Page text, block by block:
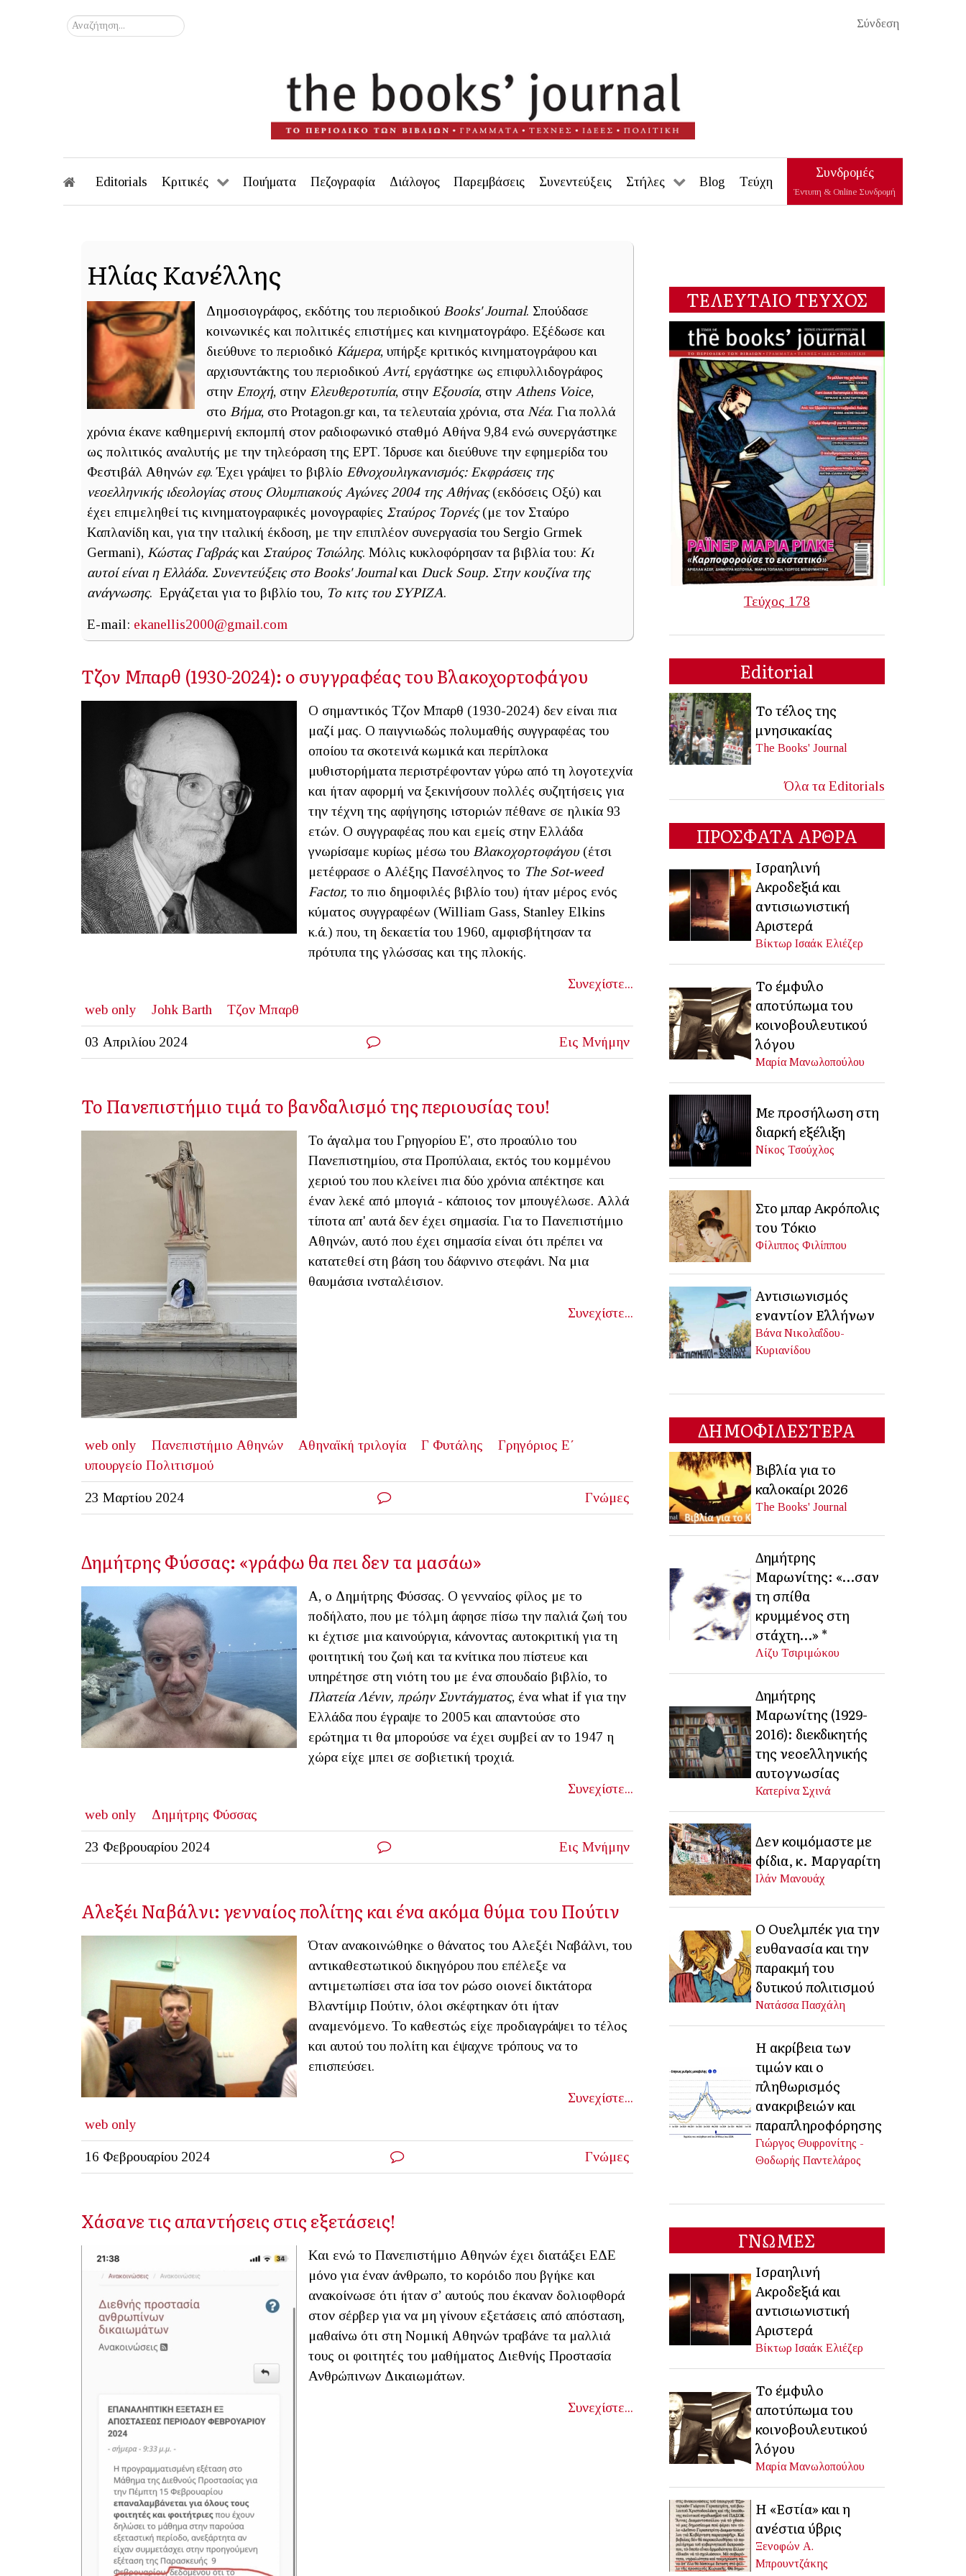
Σύνδεση
Αναζήτηση...
Editorials Κριτικές Ποιήματα Πεζογραφία Διάλογος Παρεμβάσεις Συνεντεύξεις Στήλες Blog Τεύχη
Συνδρομές
Έντυπη & Online Συνδρομή
Ηλίας Κανέλλης
Δημοσιογράφος, εκδότης του περιοδικού Books' Journal. Σπούδασε
κοινωνικές και πολιτικές επιστήμες και κινηματογράφο. Εξέδωσε και
διεύθυνε το περιοδικό Κάμερα, υπήρξε κριτικός κινηματογράφου και
αρχισυντάκτης του περιοδικού Αντί, εργάστηκε ως επιφυλλιδογράφος
στην Εποχή, στην Ελευθεροτυπία, στην Εξουσία, στην Athens Voice,
στο Βήμα, στο Protagon.gr και, τα τελευταία χρόνια, στα Νέα. Για πολλά
χρόνια έκανε καθημερινή εκπομπή στον ραδιοφωνικό σταθμό Αθήνα 9,84 ενώ συνεργάστηκε
ως πολιτικός αναλυτής με την τηλεόραση της ΕΡΤ. Ίδρυσε και διεύθυνε την εφημερίδα του
Φεστιβάλ Αθηνών εφ. Έχει γράψει το βιβλίο Εθνοχουλιγκανισμός: Εκφράσεις της
νεοελληνικής ιδεολογίας στους Ολυμπιακούς Αγώνες 2004 της Αθήνας(εκδόσεις Οξύ) και
έχει επιμεληθεί τις κινηματογραφικές μονογραφίες Σταύρος Τορνές(με τον Σταύρο
Καπλανίδη και, για την ιταλική έκδοση, με την επιπλέον συνεργασία του Sergio Grmek
Germani), Κώστας Γαβράςκαι Σταύρος Τσιώλης. Μόλις κυκλοφόρησαν τα βιβλία του: Κι
αυτοί είναι η Ελλάδα. Συνεντεύξεις στο Books' Journalκαι Duck Soup. Στην κουζίνα της
ανάγνωσης. Εργάζεται για το βιβλίο του, Το κιτς του ΣΥΡΙΖΑ.
E-mail: ekanellis2000@gmail.com
Τζον Μπαρθ (1930-2024): ο συγγραφέας του Βλακοχορτοφάγου
Ο σημαντικός Τζον Μπαρθ (1930-2024) δεν είναι πια
μαζί μας. Ο παιγνιωδώς πολυμαθής συγγραφέας του
οποίου τα σκοτεινά κωμικά και περίπλοκα
μυθιστορήματα περιστρέφονταν γύρω από τη λογοτεχνία
και ήταν αφορμή να ξεκινήσουν πολλές συζητήσεις για
την τέχνη της αφήγησης ιστοριών πέθανε σε ηλικία 93
ετών. Ο συγγραφέας που και εμείς στην Ελλάδα
γνωρίσαμε κυρίως μέσω του Βλακοχορτοφάγου (έτσι
μετέφρασε ο Αλέξης Πανσέληνος το The Sot-weed
Factor, το πιο δημοφιλές βιβλίο του) ήταν μέρος ενός
κύματος συγγραφέων (William Gass, Stanley Elkins
κ.ά.) που, τη δεκαετία του 1960, αμφισβήτησαν τα
πρότυπα της γλώσσας και της πλοκής.
Συνεχίστε...
web only
Johk Barth Τζον Μπαρθ
03 Απριλίου 2024 Εις Μνήμην
Το Πανεπιστήμιο τιμά το βανδαλισμό της περιουσίας του!
Το άγαλμα του Γρηγορίου Ε', στο προαύλιο του
Πανεπιστημίου, στα Προπύλαια, εκτός του κομμένου
χεριού του που κλείνει πια δύο χρόνια απέκτησε και
έναν λεκέ από μπογιά - κάποιος τον μπουγέλωσε. Αλλά
τίποτα απ' αυτά δεν έχει σημασία. Για το Πανεπιστήμιο
Αθηνών, αυτό που έχει σημασία είναι ότι πρέπει να
κατατεθεί στη βάση του δάφνινο στεφάνι. Να μια
θαυμάσια ινσταλέισιον.
Συνεχίστε...
web only Πανεπιστήμιο Αθηνών Αθηναϊκή τριλογία Γ Φυτάλης
Γρηγόριος Ε΄
υπουργείο Πολιτισμού
23 Μαρτίου 2024 Γνώμες
Δημήτρης Φύσσας: «γράφω θα πει δεν τα μασάω»
Α, ο Δημήτρης Φύσσας. Ο γενναίος φίλος με το
ποδήλατο, που με τόλμη άφησε πίσω την παλιά ζωή του
κι έχτισε μια καινούργια, κάνοντας αυτοκριτική για τη
φοιτητική του ζωή και τα κνίτικα που πίστευε και
υπηρέτησε στη νιότη του με ένα σπουδαίο βιβλίο, το
Πλατεία Λένιν, πρώην Συντάγματος, ένα what if για την
Ελλάδα που έγραψε το 2005 και απαντούσε στο
ερώτημα τι θα μπορούσε να έχει συμβεί αν το 1947 η
χώρα είχε μπει σε σοβιετική τροχιά.
Συνεχίστε...
web only
Δημήτρης Φύσσας
23 Φεβρουαρίου 2024 Εις Μνήμην
Αλεξέι Ναβάλνι: γενναίος πολίτης και ένα ακόμα θύμα του Πούτιν
Όταν ανακοινώθηκε ο θάνατος του Αλεξέι Ναβάλνι, του
αντικαθεστωτικού δικηγόρου που επέλεξε να
αντιμετωπίσει στα ίσα τον ρώσο οιονεί δικτάτορα
Βλαντίμιρ Πούτιν, όλοι σκέφτηκαν ότι ήταν
αναμενόμενο. Το καθεστώς είχε προδιαγράψει το τέλος
και αυτού του πολίτη και έψαχνε τρόπους να το
επισπεύσει.
Συνεχίστε...
web only
16 Φεβρουαρίου 2024 Γνώμες
Χάσανε τις απαντήσεις στις εξετάσεις!
Και ενώ το Πανεπιστήμιο Αθηνών έχει διατάξει ΕΔΕ
μόνο για έναν άνθρωπο, το κορόιδο που βγήκε και
ανακοίνωσε ότι ήταν σ’ αυτούς που έκαναν δολιοφθορά
στον σέρβερ για να μη γίνουν εξετάσεις από απόσταση,
μαθαίνω ότι στη Νομική Αθηνών τραβάνε τα μαλλιά
τους οι φοιτητές του μαθήματος Διεθνής Προστασία
Ανθρώπινων Δικαιωμάτων.
Συνεχίστε...
ΤΕΛΕΥΤΑΙΟ ΤΕΥΧΟΣ
Τεύχος 178
Editorial
Το τέλος της
μνησικακίας
The Books' Journal
Όλα τα Editorials
ΠΡΟΣΦΑΤΑ ΑΡΘΡΑ
Ισραηλινή
Ακροδεξιά και
αντισιωνιστική
Αριστερά
Βίκτωρ Ισαάκ Ελιέζερ
Το έμφυλο
αποτύπωμα του
κοινοβουλευτικού
λόγου
Μαρία Μανωλοπούλου
Με προσήλωση στη
διαρκή εξέλιξη
Νίκος Τσούχλος
Στο μπαρ Ακρόπολις
του Τόκιο
Φίλιππος Φιλίππου
Αντισιωνισμός
εναντίον Ελλήνων
Βάνα Νικολαΐδου-
Κυριανίδου
ΔΗΜΟΦΙΛΕΣΤΕΡΑ
Βιβλία για το
καλοκαίρι 2026
The Books' Journal
Δημήτρης
Μαρωνίτης: «…σαν
τη σπίθα
κρυμμένος στη
στάχτη…» *
Λίζυ Τσιριμώκου
Δημήτρης
Μαρωνίτης (1929-
2016): διεκδικητής
της νεοελληνικής
αυτογνωσίας
Κατερίνα Σχινά
Δεν κοιμόμαστε με
φίδια, κ. Μαργαρίτη
Ιλάν Μανουάχ
Ο Ουελμπέκ για την
ευθανασία και την
παρακμή του
δυτικού πολιτισμού
Νατάσσα Πασχάλη
Η ακρίβεια των
τιμών και ο
πληθωρισμός
ανακριβειών και
παραπληροφόρησης
Γιώργος Θυφρονίτης -
Θοδωρής Παντελάρος
ΓΝΩΜΕΣ
Ισραηλινή
Ακροδεξιά και
αντισιωνιστική
Αριστερά
Βίκτωρ Ισαάκ Ελιέζερ
Το έμφυλο
αποτύπωμα του
κοινοβουλευτικού
λόγου
Μαρία Μανωλοπούλου
Η «Εστία» και η
ανέστια ύβρις
Ξενοφών Α.
Μπρουντζάκης